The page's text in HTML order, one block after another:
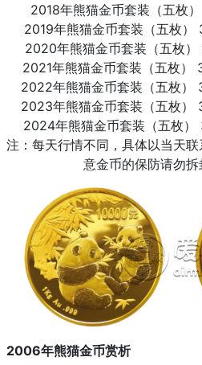
2018年熊猫金币套装（五枚
2019年熊猫金币套装（五枚
2020年熊猫金币套装（五枚
2021年熊猫金币套装（五枚
2022年熊猫金币套装（五枚
2023年熊猫金币套装（五枚
2024年熊猫金币套装（五枚
注：每天行情不同，具体以当天
意金币的保防请勿拆
2006年熊猫金币赏析